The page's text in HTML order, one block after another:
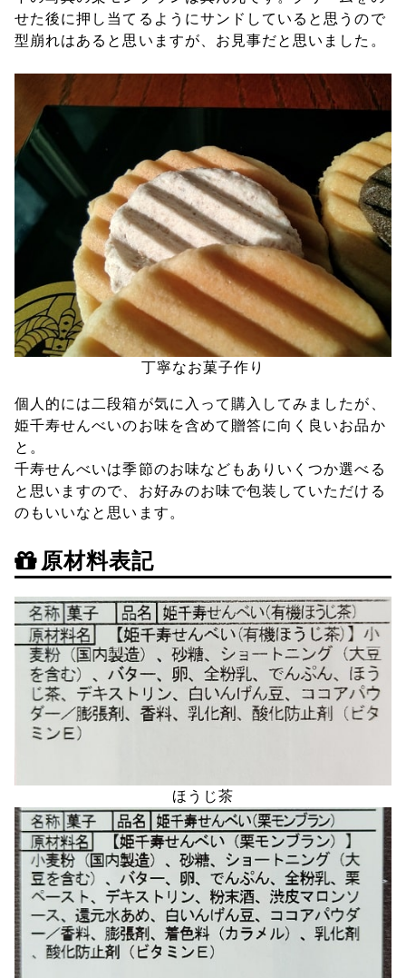
せた後に押し当てるようにサンドしていると思うので
型崩れはあると思いますが、お見事だと思いました。
丁寧なお菓子作り
個人的には二段箱が気に入って購入してみましたが、
姫千寿せんべいのお味を含めて贈答に向く良いお品か
と。
千寿せんべいは季節のお味などもありいくつか選べる
と思いますので、お好みのお味で包装していただける
のもいいなと思います。
原材料表記
ほうじ茶